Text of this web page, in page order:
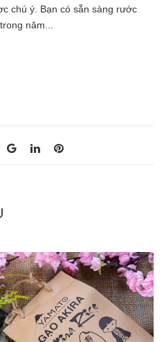
chú ý. Bạn có sẵn sàng rước
năm...